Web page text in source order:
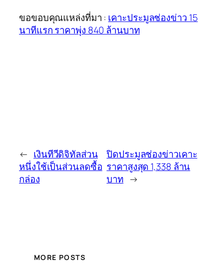
ขอขอบคุณแหล่งที่มา : เคาะประมูลช่องข่าว 15
นาทีแรก ราคาพุ่ง 840 ล้านบาท
← เงินทีวีดิจิทัลส่วน
หนึ่งใช้เป็นส่วนลดซื้อ
กล่อง
ปิดประมูลช่องข่าวเคาะ
ราคาสูงสุด 1,338 ล้าน
บาท →
MORE POSTS